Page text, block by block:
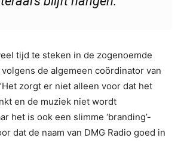
tijd te steken in de zogenoemde
volgens de algemeen coördinator van
zorgt er niet alleen voor dat het
en de muziek niet wordt
het is ook een slimme ‘branding’-
dat de naam van DMG Radio goed in